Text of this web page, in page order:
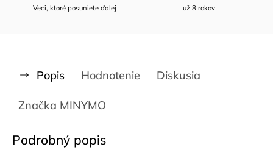
Veci, ktoré posuniete ďalej už 8 rokov
Popis Hodnotenie Diskusia
Značka MINYMO
Podrobný popis